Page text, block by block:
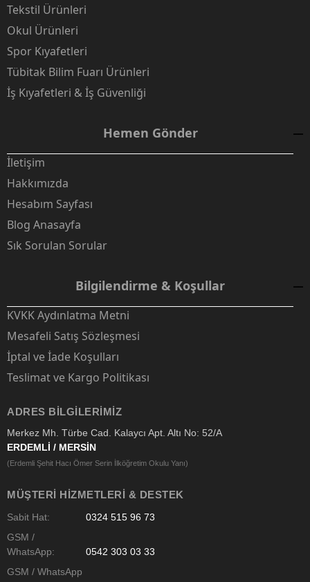
Tekstil Ürünleri
Okul Ürünleri
Spor Kıyafetleri
Tübitak Bilim Fuarı Ürünleri
İş Kıyafetleri & İş Güvenliği
Hemen Gönder
İletişim
Hakkımızda
Hesabım Sayfası
Blog Anasayfa
Sık Sorulan Sorular
Bilgilendirme & Koşullar
KVKK Aydınlatma Metni
Mesafeli Satış Sözleşmesi
İptal ve İade Koşulları
Teslimat ve Kargo Politikası
ADRES BILGILERIMIZ
Merkez Mh. Türbe Cad. Kalaycı Apt. Altı No: 52/A
ERDEMLİ / MERSİN
(Erdemli Şehit Hacı Ömer Serin İlköğretim Okulu Yanı)
MÜŞTERI HIZMETLERI & DESTEK
Sabit Hat:
0324 515 96 73
GSM /
WhatsApp:
0542 303 03 33
GSM / WhatsApp